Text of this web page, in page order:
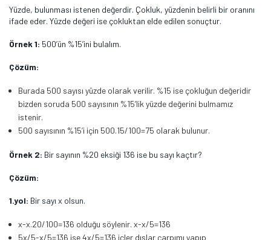
Yüzde, bulunması istenen değerdir. Çokluk, yüzdenin belirli bir oranını
ifade eder. Yüzde değeri ise çokluktan elde edilen sonuçtur.
Örnek 1: 500’ün %15’ini bulalım.
Çözüm:
Burada 500 sayısı yüzde olarak verilir. %15 ise çokluğun değeridir
bizden soruda 500 sayısının %15’lik yüzde değerini bulmamız
istenir.
500 sayısının %15’i için 500.15/100=75 olarak bulunur.
Örnek 2: Bir sayının %20 eksiği 136 ise bu sayı kaçtır?
Çözüm:
1.yol: Bir sayı x olsun.
x-x.20/100=136 olduğu söylenir. x-x/5=136
5x/5-x/5=136 ise 4x/5=136 içler dışlar çarpımı yapıp